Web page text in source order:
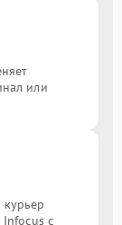
или
Infocus с